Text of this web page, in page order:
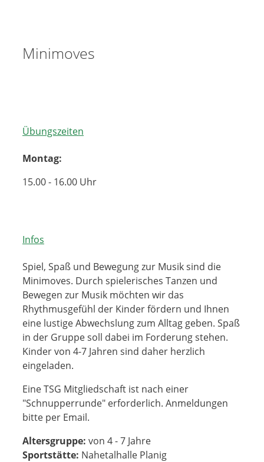
Minimoves
Übungszeiten
Montag:
15.00 - 16.00 Uhr
Infos
Spiel, Spaß und Bewegung zur Musik sind die
Minimoves. Durch spielerisches Tanzen und
Bewegen zur Musik möchten wir das
Rhythmusgefühl der Kinder fördern und Ihnen
eine lustige Abwechslung zum Alltag geben. Spaß
in der Gruppe soll dabei im Forderung stehen.
Kinder von 4-7 Jahren sind daher herzlich
eingeladen.
Eine TSG Mitgliedschaft ist nach einer
"Schnupperrunde" erforderlich. Anmeldungen
bitte per Email.
Altersgruppe: von 4 - 7 Jahre
Sportstätte: Nahetalhalle Planig